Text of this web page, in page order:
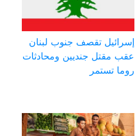
إسرائيل تقصف جنوب لبنان
عقب مقتل جنديين ومحادثات
روما تستمر